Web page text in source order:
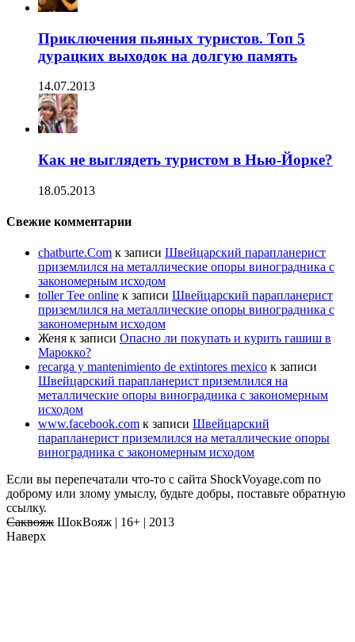
Приключения пьяных туристов. Топ 5
дурацких выходок на долгую память
14.07.2013
Как не выглядеть туристом в Нью-Йорке?
18.05.2013
Свежие комментарии
chatburte.Com к записи Швейцарский парапланерист
приземлился на металлические опоры виноградника с
закономерным исходом
toller Tee online к записи Швейцарский парапланерист
приземлился на металлические опоры виноградника с
закономерным исходом
Женя к записи Опасно ли покупать и курить гашиш в
Марокко?
recarga y mantenimiento de extintores mexico к записи
Швейцарский парапланерист приземлился на
металлические опоры виноградника с закономерным
исходом
www.facebook.com к записи Швейцарский
парапланерист приземлился на металлические опоры
виноградника с закономерным исходом
Если вы перепечатали что-то с сайта ShockVoyage.com по
доброму или злому умыслу, будьте добры, поставьте обратную
ссылку.
Саквояж ШокВояж | 16+ | 2013
Наверх